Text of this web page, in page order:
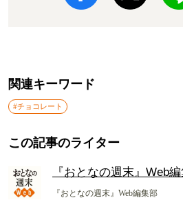
関連キーワード
#チョコレート
この記事のライター
『おとなの週末』Web
『おとなの週末』Web編集部